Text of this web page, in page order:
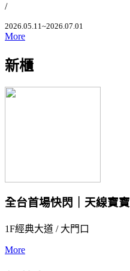
/
2026.05.11~2026.07.01
More
新櫃
全台首場快閃｜天線寶寶
1F經典大道 / 大門口
More